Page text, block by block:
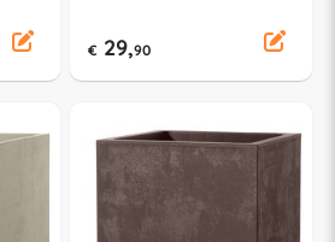
9H81ZSZ216
€ 29,90